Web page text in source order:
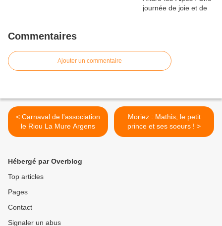
Commentaires
Ajouter un commentaire
< Carnaval de l'association
le Riou La Mure Argens
Moriez : Mathis, le petit
prince et ses soeurs ! >
Hébergé par Overblog
Top articles
Pages
Contact
Signaler un abus